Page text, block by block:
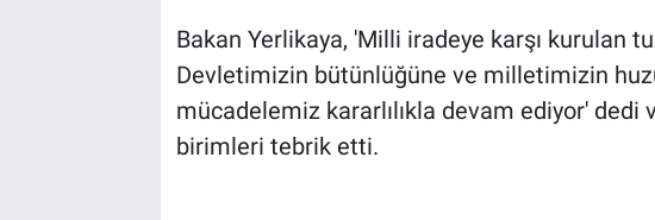
Bakan Yerlikaya, 'Milli iradeye karşı kurulan
Devletimizin bütünlüğüne ve milletimizin
mücadelemiz kararlılıkla devam ediyor' dedi
birimleri tebrik etti.